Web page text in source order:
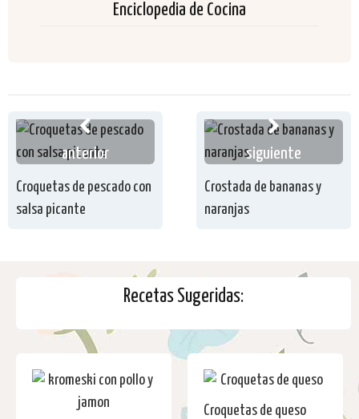
Enciclopedia de Cocina
anterior
Croquetas de pescado con
salsa picante
siguiente
Crostada de bananas y
naranjas
Recetas Sugeridas:
Croquetas de queso